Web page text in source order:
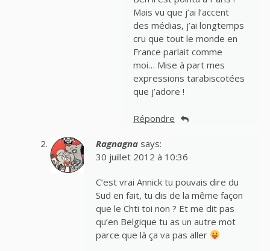
Mais vu que j’ai l’accent
des médias, j’ai longtemps
cru que tout le monde en
France parlait comme
moi… Mise à part mes
expressions tarabiscotées
que j’adore !
Répondre
Ragnagna says:
30 juillet 2012 à 10:36
C’est vrai Annick tu pouvais dire du
Sud en fait, tu dis de la même façon
que le Chti toi non ? Et me dit pas
qu’en Belgique tu as un autre mot
parce que là ça va pas aller